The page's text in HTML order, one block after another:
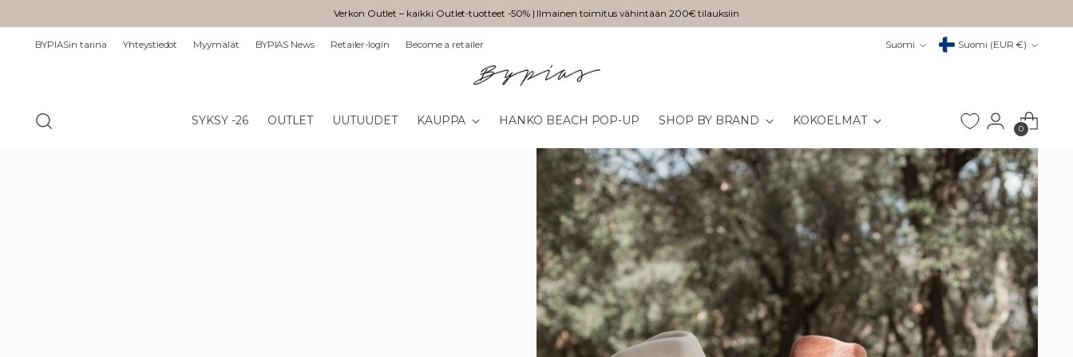
Verkon Outlet – kaikki Outlet-tuotteet -50% | Ilmainen toimitus vähintään 200€ tilauksiin
BYPIASin tarina Yhteystiedot Myymälät BYPIAS News Retailer-login Become a retailer Suomi Valuutta Suomi (EUR €)
SYKSY -26 OUTLET UUTUUDET KAUPPA HANKO BEACH POP-UP SHOP BY BRAND KOKOELMAT
0